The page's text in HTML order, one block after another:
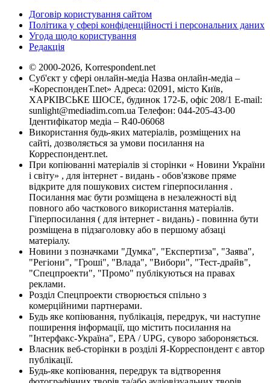
Договір користування сайтом
Політика у сфері конфіденційності і персональних даних
Угода щодо користування
Редакція
© 2000-2026, Korrespondent.net
Суб'єкт у сфері онлайн-медіа Назва онлайн-медіа –
«КореспонденТ.net» Адреса: 02091, місто Київ,
ХАРКІВСЬКЕ ШОСЕ, будинок 172-Б, офіс 208/1 E-mail:
sunlight@mediadim.com.ua Телефон: 044-205-43-00
Ідентифікатор медіа – R40-06068
Використання будь-яких матеріалів, розміщених на
сайті, дозволяється за умови посилання на
Корреспондент.net.
При копіюванні матеріалів зі сторінки « Новини України
і світу» , для інтернет - видань - обов'язкове пряме
відкрите для пошукових систем гіперпосилання .
Посилання має бути розміщена в незалежності від
повного або часткового використання матеріалів.
Гіперпосилання ( для інтернет - видань) - повинна бути
розміщена в підзаголовку або в першому абзаці
матеріалу.
Новини з позначками "Думка", "Експертиза", "Заява",
"Регіони", "Гроші", "Влада", "Вибори", "Тест-драйв",
"Спецпроекти", "Промо" публікуються на правах
реклами.
Розділ Спецпроекти створюється спільно з
комерційними партнерами.
Будь яке копіювання, публікація, передрук, чи наступне
поширення інформації, що містить посилання на
"Інтерфакс-Україна", EPA / UPG, суворо забороняється.
Власник веб-сторінки в розділі Я-Корреспондент є автор
публікації.
Будь-яке копіювання, передрук та відтворення